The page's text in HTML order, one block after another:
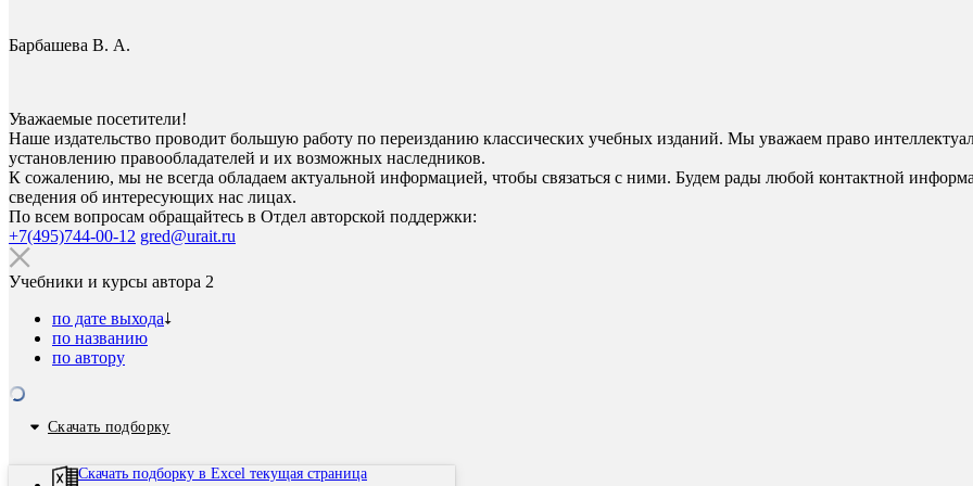
Барбашева В. А.
Уважаемые посетители!
Наше издательство проводит большую работу по переизданию классических учебных изданий. Мы уважаем право
установлению правообладателей и их возможных наследников.
К сожалению, мы не всегда обладаем актуальной информацией, чтобы связаться с ними. Будем рады любой контактной
сведения об интересующих нас лицах.
По всем вопросам обращайтесь в Отдел авторской поддержки:
+7(495)744-00-12 gred@urait.ru
Учебники и курсы автора 2
по дате выхода
по названию
по автору
Скачать подборку
Скачать подборку в Excel текущая страница